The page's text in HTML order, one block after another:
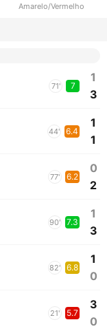
Amarelo/Vermelho
71' 7
1
3
44' 6.4
1
1
77' 6.2
0
2
90' 7.3
1
3
82' 6.8
1
0
21' 5.7
3
0